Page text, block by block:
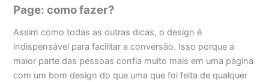
Page: como fazer?
Assim como todas as outras dicas, o design é
indispensável para facilitar a conversão. Isso porque a
maior parte das pessoas confia muito mais em uma página
com um bom design do que uma que foi feita de qualquer